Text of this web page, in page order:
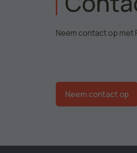
Neem contact op met
Neem contact op